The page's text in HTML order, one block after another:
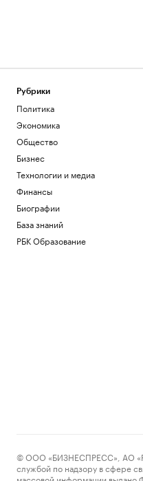
Рубрики
Политика
Экономика
Общество
Бизнес
Технологии и медиа
Финансы
Биографии
База знаний
РБК Образование
© ООО «БИЗНЕСПРЕСС», АО
службой по надзору в сфере